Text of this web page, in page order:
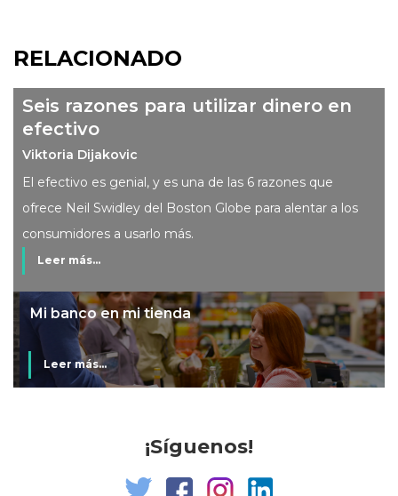
RELACIONADO
Seis razones para utilizar dinero en
efectivo
Viktoria Dijakovic
El efectivo es genial, y es una de las 6 razones que
ofrece Neil Swidley del Boston Globe para alentar a los
consumidores a usarlo más.
Leer más...
Mi banco en mi tienda
Leer más...
¡Síguenos!